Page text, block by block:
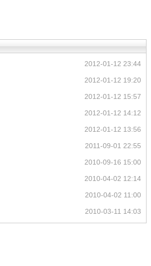
2012-01-12 23:44
2012-01-12 19:20
2012-01-12 15:57
2012-01-12 14:12
2012-01-12 13:56
2011-09-01 22:55
2010-09-16 15:00
2010-04-02 12:14
2010-04-02 11:00
2010-03-11 14:03